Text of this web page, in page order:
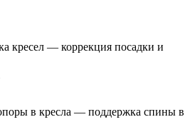
кресел — коррекция посадки и
в кресла — поддержка спины в